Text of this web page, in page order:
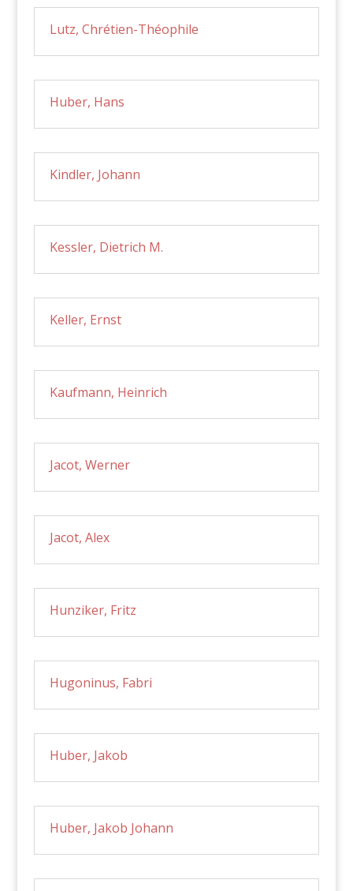
Lutz, Chrétien-Théophile
Huber, Hans
Kindler, Johann
Kessler, Dietrich M.
Keller, Ernst
Kaufmann, Heinrich
Jacot, Werner
Jacot, Alex
Hunziker, Fritz
Hugoninus, Fabri
Huber, Jakob
Huber, Jakob Johann